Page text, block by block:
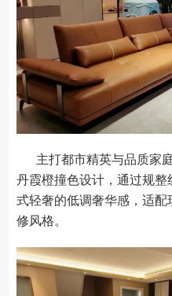
主打都市精英与品质家
丹霞橙撞色设计，通过规
式轻奢的低调奢华感，适
修风格。